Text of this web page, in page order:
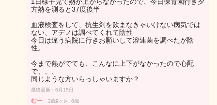
方熱を測ると37度後半
血液検査をして、抗生剤を飲まなきゃいけない病気では
ない、アデノは調べてくれて陰性
今日は違う病院に行きお願いして溶連菌を調べたが陰
性。
今まで熱がでても、こんなに上下がなかったので心配
で、、、
同じような方いらっしゃいますか？
最終更新：6月15日
むー 2歳9ヶ月, 8歳